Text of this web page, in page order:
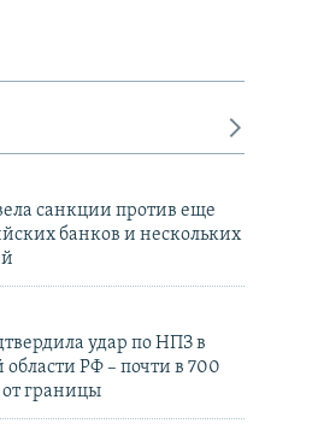
санкции против еще
банков и нескольких
удар по НПЗ в
области РФ – почти в 700
границы